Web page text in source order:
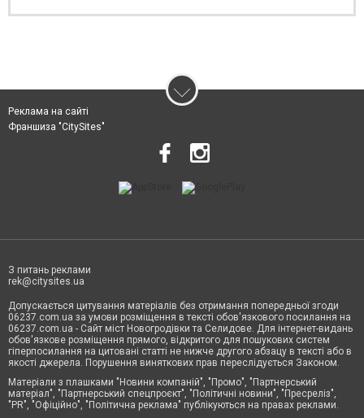
Реклама на сайті
Франшиза "CitySites"
З питань реклами
rek@citysites.ua
Допускається цитування матеріалів без отримання попередньої згоди
06237.com.ua за умови розміщення в тексті обов'язкового посилання на
06237.com.ua - Сайт міст Новогродівки та Селидове. Для інтернет-видань
обов'язкове розміщення прямого, відкритого для пошукових систем
гіперпосилання на цитовані статті не нижче другого абзацу в тексті або в
якості джерела. Порушення виняткових прав переслідується Законом.
Матеріали з плашками "Новини компаній", "Промо", "Партнерський
матеріал", "Партнерський спецпроєкт", "Політичні новини", "Пресреліз",
"PR", "Офіційно", "Політична реклама" публікуються на правах реклами.